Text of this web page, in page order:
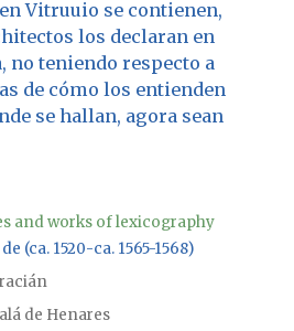
Vitruuio se contienen,
los declaran en
no teniendo respecto a
de cómo los entienden
se hallan, agora sean
and works of lexicography
(ca. 1520-ca. 1565-1568)
de Henares